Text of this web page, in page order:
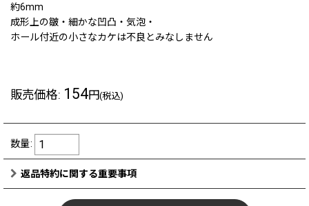
約6mm
成形上の皺・細かな凹凸・気泡・
ホール付近の小さなカケは不良とみなしません
販売価格: 154円(税込)
数量:
返品特約に関する重要事項